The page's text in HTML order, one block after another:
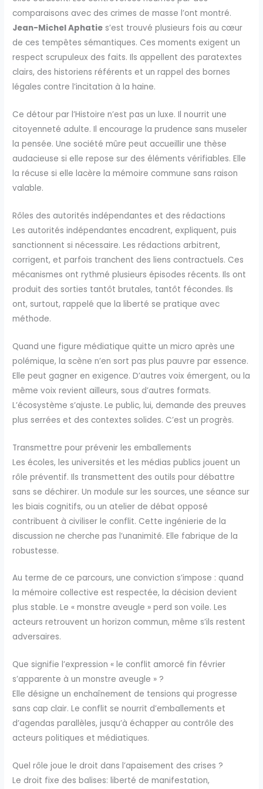
comparaisons avec des crimes de masse l’ont montré.
Jean-Michel Aphatie s’est trouvé plusieurs fois au cœur
de ces tempêtes sémantiques. Ces moments exigent un
respect scrupuleux des faits. Ils appellent des paratextes
clairs, des historiens référents et un rappel des bornes
légales contre l’incitation à la haine.
Ce détour par l’Histoire n’est pas un luxe. Il nourrit une
citoyenneté adulte. Il encourage la prudence sans museler
la pensée. Une société mûre peut accueillir une thèse
audacieuse si elle repose sur des éléments vérifiables. Elle
la récuse si elle lacère la mémoire commune sans raison
valable.
Rôles des autorités indépendantes et des rédactions
Les autorités indépendantes encadrent, expliquent, puis
sanctionnent si nécessaire. Les rédactions arbitrent,
corrigent, et parfois tranchent des liens contractuels. Ces
mécanismes ont rythmé plusieurs épisodes récents. Ils ont
produit des sorties tantôt brutales, tantôt fécondes. Ils
ont, surtout, rappelé que la liberté se pratique avec
méthode.
Quand une figure médiatique quitte un micro après une
polémique, la scène n’en sort pas plus pauvre par essence.
Elle peut gagner en exigence. D’autres voix émergent, ou la
même voix revient ailleurs, sous d’autres formats.
L’écosystème s’ajuste. Le public, lui, demande des preuves
plus serrées et des contextes solides. C’est un progrès.
Transmettre pour prévenir les emballements
Les écoles, les universités et les médias publics jouent un
rôle préventif. Ils transmettent des outils pour débattre
sans se déchirer. Un module sur les sources, une séance sur
les biais cognitifs, ou un atelier de débat opposé
contribuent à civiliser le conflit. Cette ingénierie de la
discussion ne cherche pas l’unanimité. Elle fabrique de la
robustesse.
Au terme de ce parcours, une conviction s’impose : quand
la mémoire collective est respectée, la décision devient
plus stable. Le « monstre aveugle » perd son voile. Les
acteurs retrouvent un horizon commun, même s’ils restent
adversaires.
Que signifie l’expression « le conflit amorcé fin février
s’apparente à un monstre aveugle » ?
Elle désigne un enchaînement de tensions qui progresse
sans cap clair. Le conflit se nourrit d’emballements et
d’agendas parallèles, jusqu’à échapper au contrôle des
acteurs politiques et médiatiques.
Quel rôle joue le droit dans l’apaisement des crises ?
Le droit fixe des balises: liberté de manifestation,